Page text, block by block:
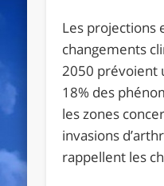
Les projections
changements
2050 prévoient
18% des
les zones
invasions
rappellent les